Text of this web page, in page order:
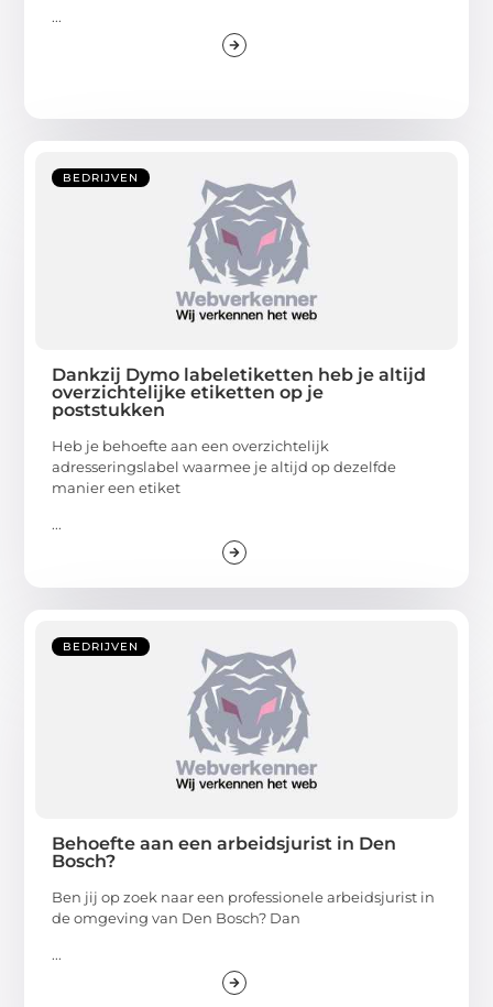
...
BEDRIJVEN
Dankzij Dymo labeletiketten heb je altijd
overzichtelijke etiketten op je
poststukken
Heb je behoefte aan een overzichtelijk
adresseringslabel waarmee je altijd op dezelfde
manier een etiket
...
BEDRIJVEN
Behoefte aan een arbeidsjurist in Den
Bosch?
Ben jij op zoek naar een professionele arbeidsjurist in
de omgeving van Den Bosch? Dan
...